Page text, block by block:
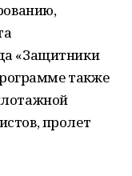
«Защитники
также
пролет